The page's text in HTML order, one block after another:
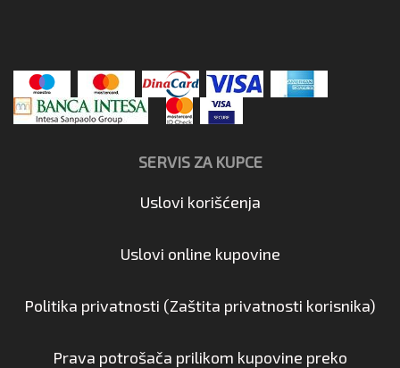
SERVIS ZA KUPCE
Uslovi korišćenja
Uslovi online kupovine
Politika privatnosti (Zaštita privatnosti korisnika)
Prava potrošača prilikom kupovine preko